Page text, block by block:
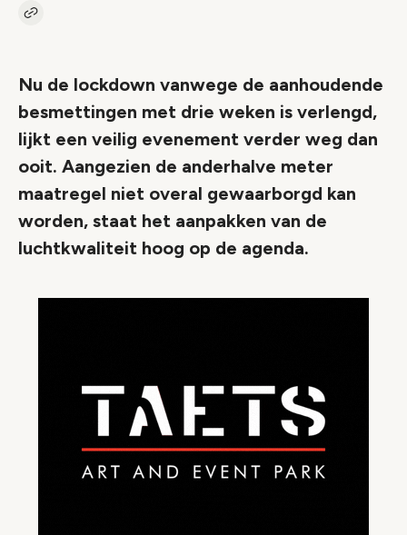
Kopieer link naar artikel
Nu de lockdown vanwege de aanhoudende
besmettingen met drie weken is verlengd,
lijkt een veilig evenement verder weg dan
ooit. Aangezien de anderhalve meter
maatregel niet overal gewaarborgd kan
worden, staat het aanpakken van de
luchtkwaliteit hoog op de agenda.